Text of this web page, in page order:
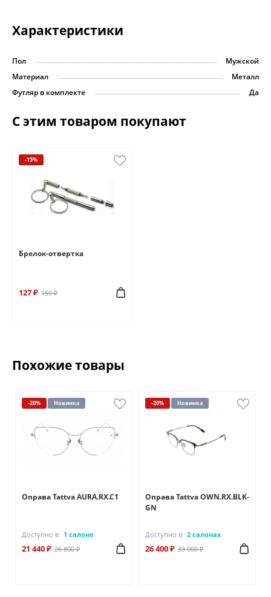
Характеристики
Пол
Мужской
Материал
Металл
Футляр в комплекте
Да
С этим товаром покупают
-15%
Брелок-отвертка
127 ₽ 150 ₽
Похожие товары
-20% Новинка
Оправа Tattva AURA.RX.C1
Доступно в 1 салоне
21 440 ₽ 26 800 ₽
-20% Новинка
Оправа Tattva OWN.RX.BLK-
GN
Доступно в 2 салонах
26 400 ₽ 33 000 ₽